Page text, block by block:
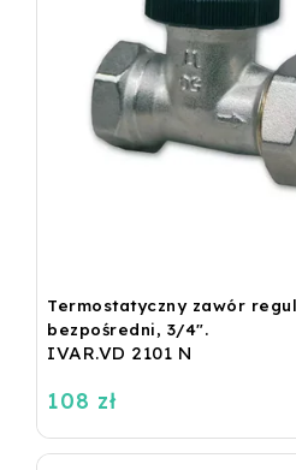
Termostatyczny zawór
bezpośredni, 3/4".
IVAR.VD 2101 N
108 zł